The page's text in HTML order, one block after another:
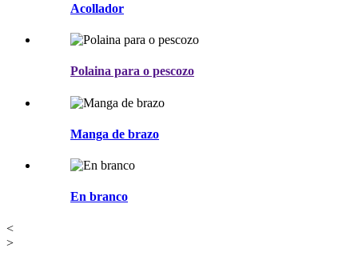
Acollador
Polaina para o pescozo
Manga de brazo
En branco
<
>